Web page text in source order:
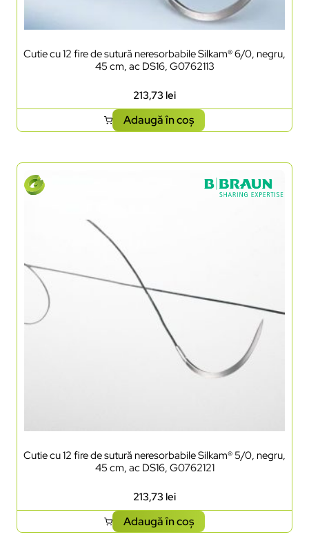
Cutie cu 12 fire de sutură neresorbabile Silkam® 6/0, negru,
45 cm, ac DS16, G0762113
213,73 lei
Adaugă în coș
Cutie cu 12 fire de sutură neresorbabile Silkam® 5/0, negru,
45 cm, ac DS16, G0762121
213,73 lei
Adaugă în coș